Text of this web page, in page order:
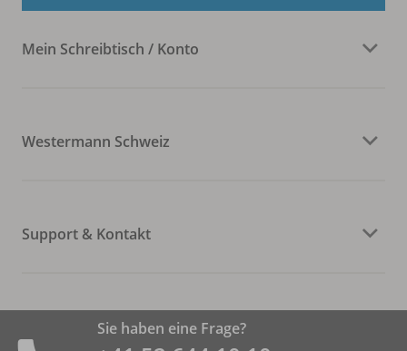
Mein Schreibtisch / Konto
Westermann Schweiz
Support & Kontakt
Sie haben eine Frage?